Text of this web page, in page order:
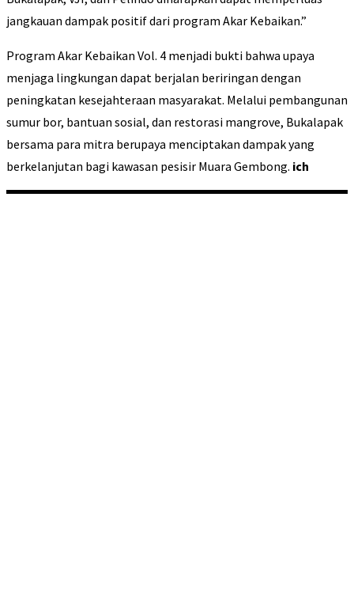
jangkauan dampak positif dari program Akar Kebaikan.”
Program Akar Kebaikan Vol. 4 menjadi bukti bahwa upaya
menjaga lingkungan dapat berjalan beriringan dengan
peningkatan kesejahteraan masyarakat. Melalui pembangunan
sumur bor, bantuan sosial, dan restorasi mangrove, Bukalapak
bersama para mitra berupaya menciptakan dampak yang
berkelanjutan bagi kawasan pesisir Muara Gembong. ich